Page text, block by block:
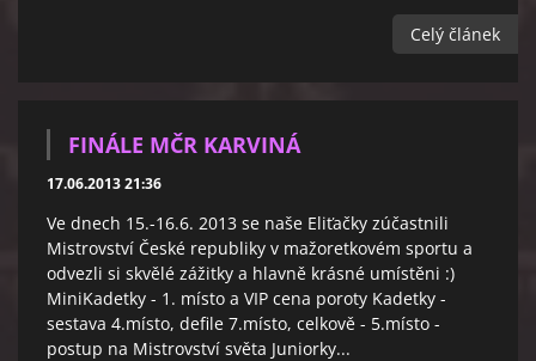
Celý článek
FINÁLE MČR KARVINÁ
17.06.2013 21:36
Ve dnech 15.-16.6. 2013 se naše Eliťačky zúčastnili
Mistrovství České republiky v mažoretkovém sportu a
odvezli si skvělé zážitky a hlavně krásné umístěni :)
MiniKadetky - 1. místo a VIP cena poroty Kadetky -
sestava 4.místo, defile 7.místo, celkově - 5.místo -
postup na Mistrovství světa Juniorky...